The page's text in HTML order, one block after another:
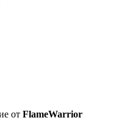
от FlameWarrior